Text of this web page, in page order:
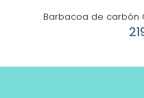
Barbacoa de carbón